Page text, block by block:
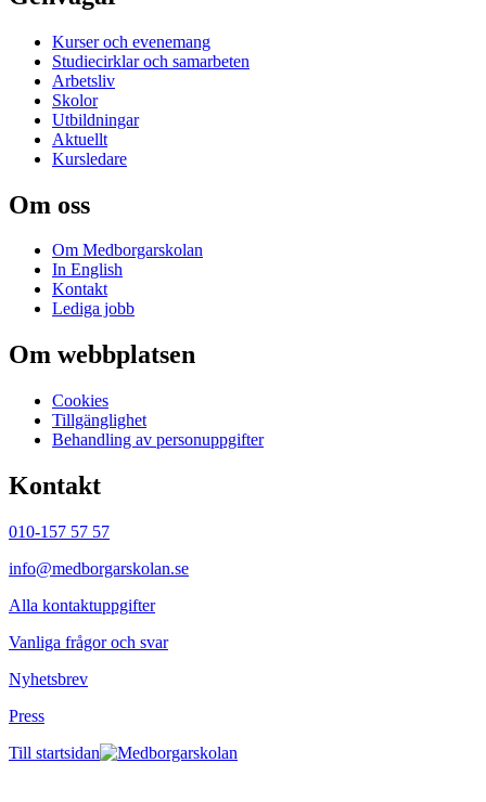
Kurser och evenemang
Studiecirklar och samarbeten
Arbetsliv
Skolor
Utbildningar
Aktuellt
Kursledare
Om oss
Om Medborgarskolan
In English
Kontakt
Lediga jobb
Om webbplatsen
Cookies
Tillgänglighet
Behandling av personuppgifter
Kontakt
010-157 57 57
info@medborgarskolan.se
Alla kontaktuppgifter
Vanliga frågor och svar
Nyhetsbrev
Press
Till startsidan